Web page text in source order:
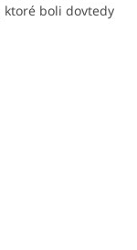
ktoré boli dovtedy